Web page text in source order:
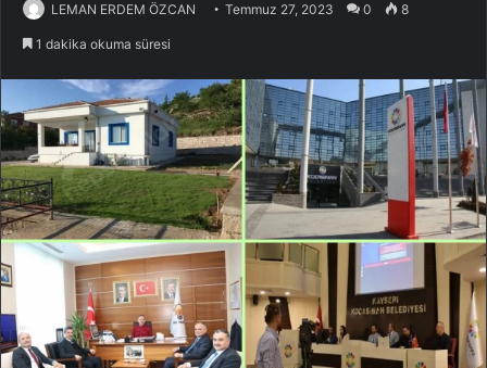
LEMAN ERDEM ÖZCAN Temmuz 27, 2023 0 8
1 dakika okuma süresi